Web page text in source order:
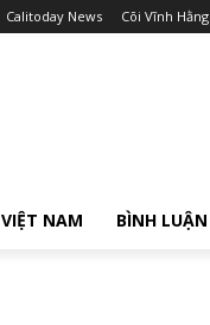
Calitoday News Cõi Vĩnh Hằng
VIỆT NAM BÌNH LUẬN